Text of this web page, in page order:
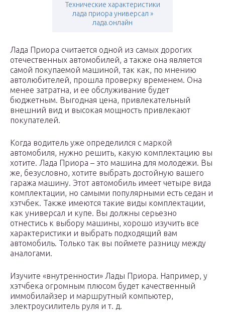
Технические характеристики
лада приора универсал »
лада.онлайн
Лада Приора считается одной из самых дорогих
отечественных автомобилей, а также она является
самой покупаемой машиной, так как, по мнению
автолюбителей, прошла проверку временем. Она
менее затратна, и ее обслуживание будет
бюджетным. Выгодная цена, привлекательный
внешний вид и высокая мощность привлекают
покупателей.
Когда водитель уже определился с маркой
автомобиля, нужно решить, какую комплектацию вы
хотите. Лада Приора – это машина для молодежи. Вы
же, безусловно, хотите выбрать достойную вашего
гаража машину. Этот автомобиль имеет четыре вида
комплектации, но самыми популярными есть седан и
хэтчбек. Также имеются такие виды комплектации,
как универсал и купе. Вы должны серьезно
отнестись к выбору машины, хорошо изучить все
характеристики и выбрать подходящий вам
автомобиль. Только так вы поймете разницу между
аналогами.
Изучите «внутренности» Лады Приора. Например, у
хэтчбека огромным плюсом будет качественный
иммобилайзер и маршрутный компьютер,
электроусилитель руля и т. д.